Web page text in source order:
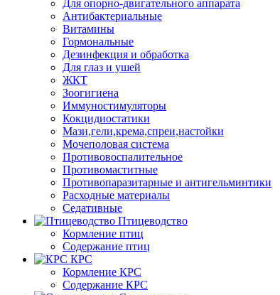
Для опорно-двигательного аппарата
Антибактериальные
Витамины
Гормональные
Дезинфекция и обработка
Для глаз и ушей
ЖКТ
Зоогигиена
Иммуностимуляторы
Кокцидиостатики
Мази,гели,крема,спреи,настойки
Мочеполовая система
Противовоспалительное
Противомаститные
Противопаразитарные и антигельминтики
Расходные материалы
Седативные
Птицеводство
Кормление птиц
Содержание птиц
КРС
Кормление КРС
Содержание КРС